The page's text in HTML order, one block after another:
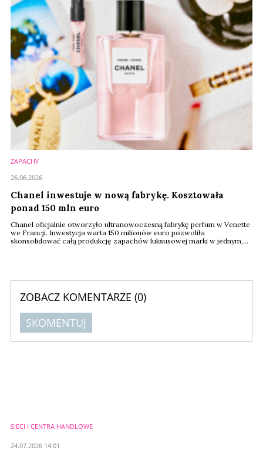
ZAPACHY
Chanel inwestuje w nową fabrykę. Kosztowała
ponad 150 mln euro
Chanel oficjalnie otworzyło ultranowoczesną fabrykę perfum w Venette
we Francji. Inwestycja warta 150 milionów euro pozwoliła
skonsolidować całą produkcję zapachów luksusowej marki w jednym,
26.06.2026
ZOBACZ KOMENTARZE (0)
SKOMENTUJ
SIECI I CENTRA HANDLOWE
24.07.2026 14:01